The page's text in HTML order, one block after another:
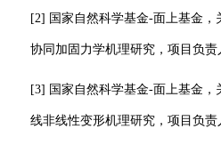
[2] 国家自然科学基金-面上基金
协同加固力学机理研究 ， 项目负责
[3] 国家自然科学基金-面上基金
线非线性变形机理研究 ， 项目负责